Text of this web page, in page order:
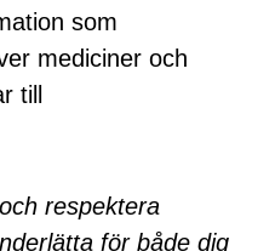
som
mediciner och
till
respektera
för både dig